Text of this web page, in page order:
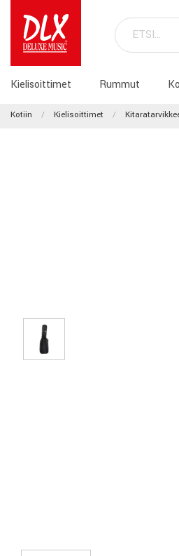
Kielisoittimet Rummut
Kotiin Kielisoittimet